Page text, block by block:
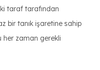
taraf tarafından
bir tanık işaretine sahip
her zaman gerekli